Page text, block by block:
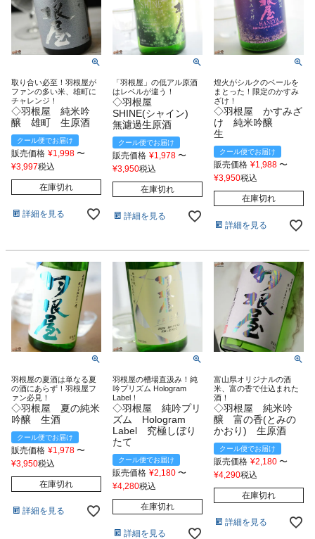
取り合い必至！羽根屋が
ファンの多い米、雄町に
チャレンジ！
◇羽根屋 純米吟
醸 雄町 生原酒
クール便でお届け
販売価格 ¥1,998 〜
¥3,997税込
在庫切れ
詳細を見る
「羽根屋」の低アル原酒
はレベルが違う！
◇羽根屋
SHINE(シャイン)
無濾過生原酒
クール便でお届け
販売価格 ¥1,978 〜
¥3,950税込
在庫切れ
詳細を見る
煌火がシルクのベールを
まとった！限定のかすみ
ざけ！
◇羽根屋 かすみざ
け 純米吟醸
生
クール便でお届け
販売価格 ¥1,988 〜
¥3,950税込
在庫切れ
詳細を見る
羽根屋の夏酒は単なる夏
の酒にあらず！羽根屋フ
ァン必見！
◇羽根屋 夏の純米
吟醸 生酒
クール便でお届け
販売価格 ¥1,978 〜
¥3,950税込
在庫切れ
詳細を見る
羽根屋の槽場直汲み！純
吟プリズム Hologram
Label！
◇羽根屋 純吟プリ
ズム Hologram
Label 究極しぼり
たて
クール便でお届け
販売価格 ¥2,180 〜
¥4,280税込
在庫切れ
詳細を見る
富山県オリジナルの酒
米、富の香で仕込まれた
酒！
◇羽根屋 純米吟
醸 富の香(とみの
かおり) 生原酒
クール便でお届け
販売価格 ¥2,180 〜
¥4,290税込
在庫切れ
詳細を見る